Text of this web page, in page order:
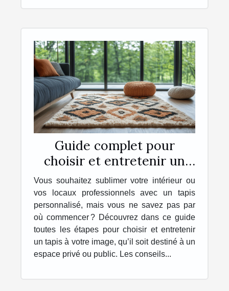
Guide complet pour
choisir et entretenir un
tapis personnalisé
Vous souhaitez sublimer votre intérieur ou
vos locaux professionnels avec un tapis
personnalisé, mais vous ne savez pas par
où commencer ? Découvrez dans ce guide
toutes les étapes pour choisir et entretenir
un tapis à votre image, qu’il soit destiné à un
espace privé ou public. Les conseils...